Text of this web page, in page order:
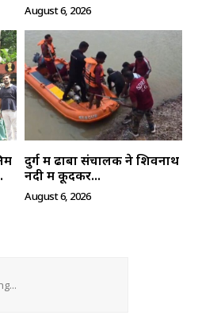
August 6, 2026
दुर्ग में ढाबा संचालक ने शिवनाथ
नदी में कूदकर...
August 6, 2026